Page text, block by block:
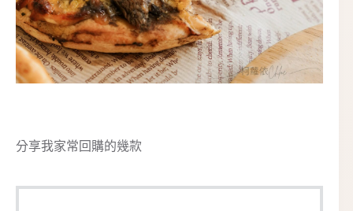
分享我家常回購的幾款